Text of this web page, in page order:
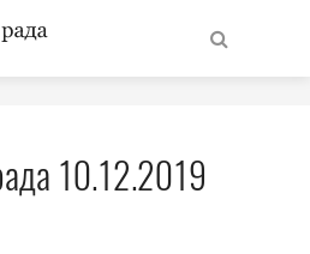
10.12.2019